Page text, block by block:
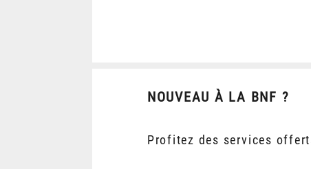
NOUVEAU À LA BNF ?
Profitez des services